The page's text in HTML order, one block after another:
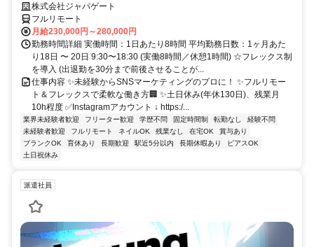
株式会社ジャパゲート
フルリモート
月給230,000円～280,000円
勤務時間詳細 実働時間：1日あたり8時間 平均勤務日数：1ヶ月あた
り18日 〜 20日 9:30〜18:30 (実働8時間／休憩1時間) ☆フレックス制
を導入 (出退勤を30分まで前後させることが...
仕事内容 ✨未経験からSNSマーケティングのプロに！ ✨フルリモー
ト＆フレックスで柔軟な働き方🏢 ✨土日休み(年休130日)、残業月
10h程度 ✅Instagramアカウント ↓ https:/...
業界未経験者歓迎 フリーター歓迎 学歴不問 固定時間制 転勤なし
経験不問
未経験者歓迎
フルリモート ネイルOK 残業なし 在宅OK
賞与あり
ブランクOK
育休あり 長期歓迎 駅近5分以内 長期休暇あり
ピアスOK
土日祝休み
派遣社員